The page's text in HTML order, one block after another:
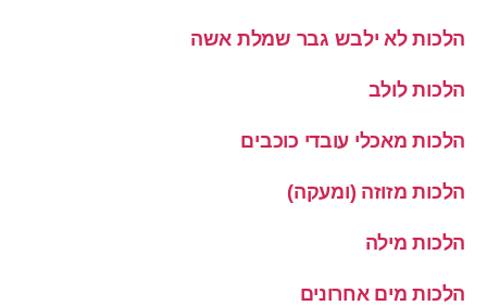
הלכות לא ילבש גבר שמלת אשה
הלכות לולב
הלכות מאכלי עובדי כוכבים
הלכות מזוזה (ומעקה)
הלכות מילה
הלכות מים אחרונים